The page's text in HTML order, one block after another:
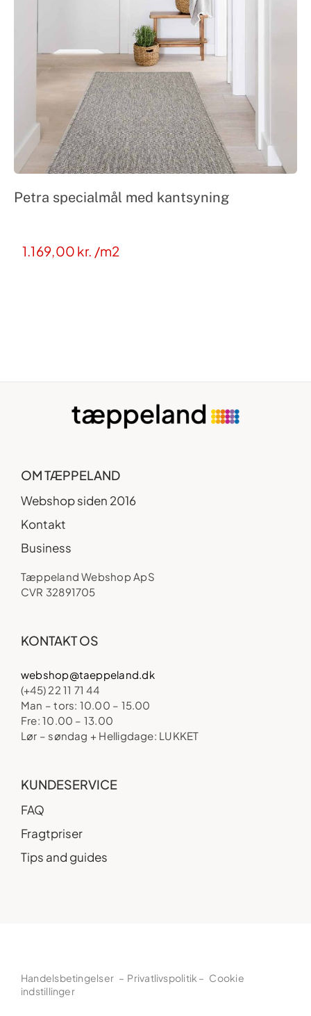
Petra specialmål med kantsyning
1.169,00 kr. /m2
OM TÆPPELAND
Webshop siden 2016
Kontakt
Business
Tæppeland Webshop ApS
CVR 32891705
KONTAKT OS
webshop@taeppeland.dk
(+45) 22 11 71 44
Man – tors: 10.00 – 15.00
Fre: 10.00 – 13.00
Lør – søndag + Helligdage: LUKKET
KUNDESERVICE
FAQ
Fragtpriser
Tips and guides
Handelsbetingelser – Privatlivspolitik – Cookie
indstillinger